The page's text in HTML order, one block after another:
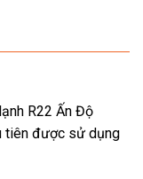
R22 Ấn Độ
tiên được sử dụng